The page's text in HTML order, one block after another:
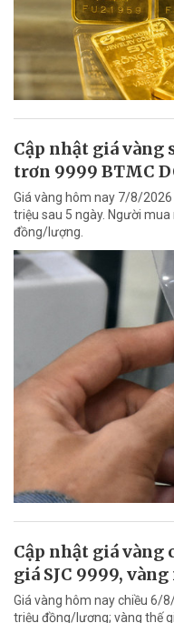
Cập nhật giá vàng
trơn 9999 BTMC
Giá vàng hôm nay 7/8/
triệu sau 5 ngày. Người
đồng/lượng.
Cập nhật giá vàng
giá SJC 9999,
Giá vàng hôm nay chiều 6/
triệu đồng/lượng; vàng thế